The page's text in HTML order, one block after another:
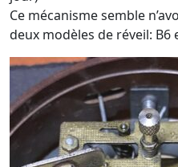
Ce mécanisme semble
deux modèles de réveil: B6